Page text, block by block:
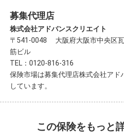
募集代理店
株式会社アドバンスクリエイト
〒541-0048 大阪府大阪市中央区
筋ビル
TEL：0120-816-316
保険市場は募集代理店株式会社アド
しています。
この保険をもっと